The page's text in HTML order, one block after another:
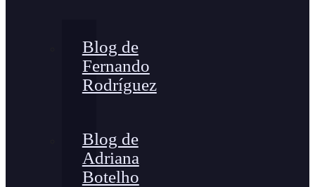
Blog de
Fernando
Rodríguez
Blog de
Adriana
Botelho